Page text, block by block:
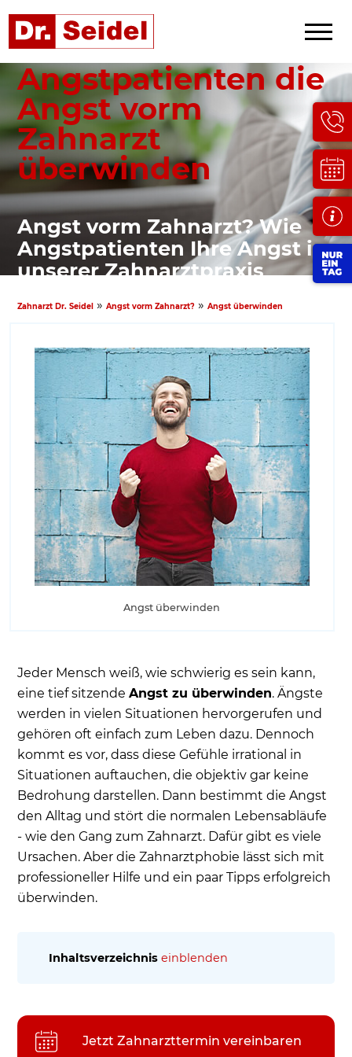
Zahnarzt Dr. Seidel »Angst vorm Zahnarzt? »Angst überwinden
Wie
Angstpatienten die
Angst vorm
Zahnarzt
überwinden
Angst vorm Zahnarzt? Wie
Angstpatienten Ihre Angst in
unserer Zahnarztpraxis
Angst überwinden
Jeder Mensch weiß, wie schwierig es sein kann,
eine tief sitzendeAngst zu überwinden. Ängste
werden in vielen Situationen hervorgerufen und
gehören oft einfach zum Leben dazu. Dennoch
kommt es vor, dass diese Gefühle irrational in
Situationen auftauchen, die objektiv gar keine
Bedrohung darstellen. Dann bestimmt die Angst
den Alltag und stört die normalen Lebensabläufe
- wie den Gang zum Zahnarzt. Dafür gibt es viele
Ursachen. Aber die Zahnarztphobie lässt sich mit
professioneller Hilfe und ein paar Tipps erfolgreich
überwinden.
Inhaltsverzeichnis einblenden
Zahnbehandlung?
Jetzt Zahnarzttermin vereinbaren